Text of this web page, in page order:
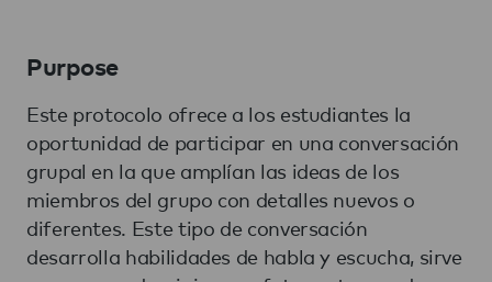
Purpose
Este protocolo ofrece a los estudiantes la
oportunidad de participar en una conversación
grupal en la que amplían las ideas de los
miembros del grupo con detalles nuevos o
diferentes. Este tipo de conversación
desarrolla habilidades de habla y escucha, sirve